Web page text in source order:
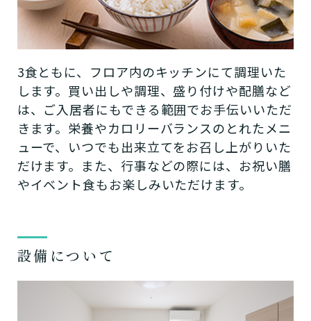
3食ともに、フロア内のキッチンにて調理いた
します。買い出しや調理、盛り付けや配膳など
は、ご入居者にもできる範囲でお手伝いいただ
きます。栄養やカロリーバランスのとれたメニ
ューで、いつでも出来立てをお召し上がりいた
だけます。また、行事などの際には、お祝い膳
やイベント食もお楽しみいただけます。
設備について